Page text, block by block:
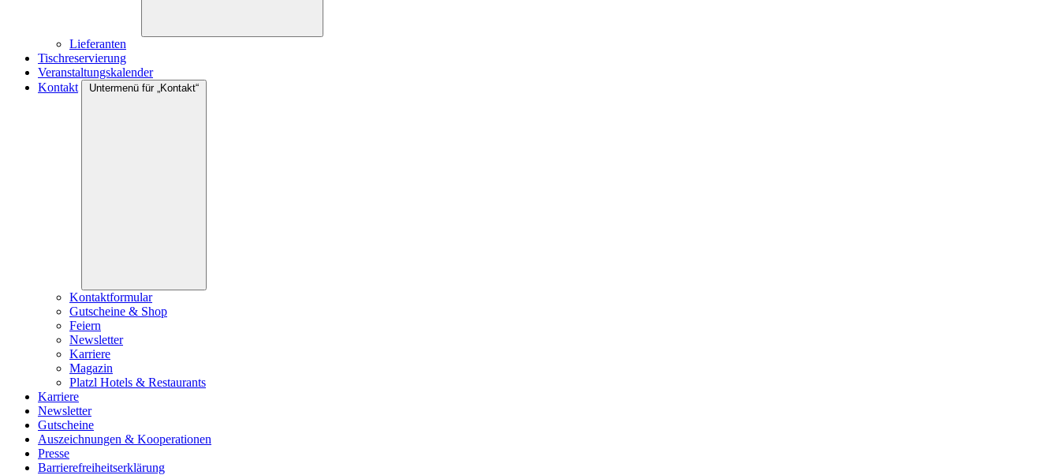
Lieferanten
Tischreservierung
Veranstaltungskalender
Kontakt
Untermenü für „Kontakt“
Kontaktformular
Gutscheine & Shop
Feiern
Newsletter
Karriere
Magazin
Platzl Hotels & Restaurants
Karriere
Newsletter
Gutscheine
Auszeichnungen & Kooperationen
Presse
Barrierefreiheitserklärung